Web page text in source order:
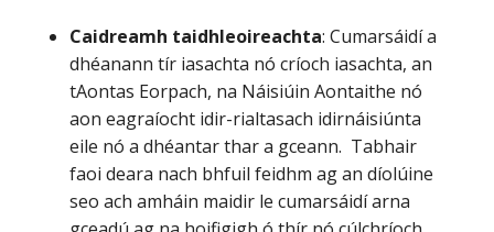
Caidreamh taidhleoireachta: Cumarsáidí a
dhéanann tír iasachta nó críoch iasachta, an
tAontas Eorpach, na Náisiúin Aontaithe nó
aon eagraíocht idir-rialtasach idirnáisiúnta
eile nó a dhéantar thar a gceann. Tabhair
faoi deara nach bhfuil feidhm ag an díolúine
seo ach amháin maidir le cumarsáidí arna